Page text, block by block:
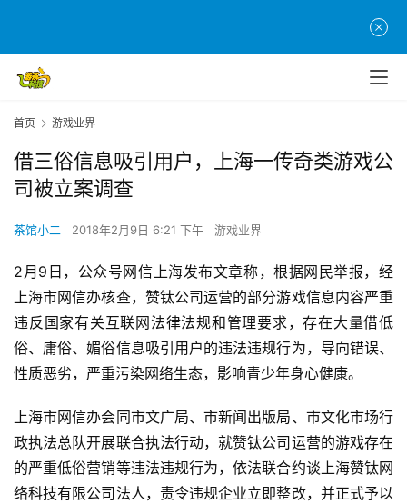
首
页
游
茶
原
创
首页 游戏业界
借三俗信息吸引用户，上海一传奇类游戏公
司被立案调查
茶馆小二 2018年2月9日 6:21 下午 游戏业界
2月9日，公众号网信上海发布文章称，根据网民举报，经
上海市网信办核查，赞钛公司运营的部分游戏信息内容严重
违反国家有关互联网法律法规和管理要求，存在大量借低
俗、庸俗、媚俗信息吸引用户的违法违规行为，导向错误、
性质恶劣，严重污染网络生态，影响青少年身心健康。
上海市网信办会同市文广局、市新闻出版局、市文化市场行
政执法总队开展联合执法行动，就赞钛公司运营的游戏存在
的严重低俗营销等违法违规行为，依法联合约谈上海赞钛网
络科技有限公司法人，责令违规企业立即整改，并正式予以